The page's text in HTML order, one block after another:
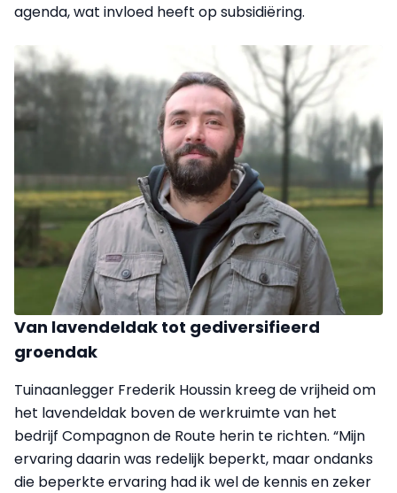
agenda, wat invloed heeft op subsidiëring.
Van lavendeldak tot gediversifieerd
groendak
Tuinaanlegger Frederik Houssin kreeg de vrijheid om
het lavendeldak boven de werkruimte van het
bedrijf Compagnon de Route herin te richten. “Mijn
ervaring daarin was redelijk beperkt, maar ondanks
die beperkte ervaring had ik wel de kennis en zeker